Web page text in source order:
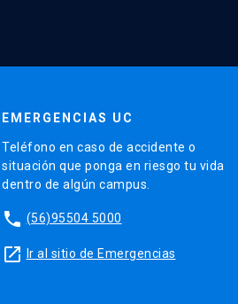
EMERGENCIAS UC
Teléfono en caso de accidente o
situación que ponga en riesgo tu vida
dentro de algún campus.
phone (56)95504 5000
launch Ir al sitio de Emergencias